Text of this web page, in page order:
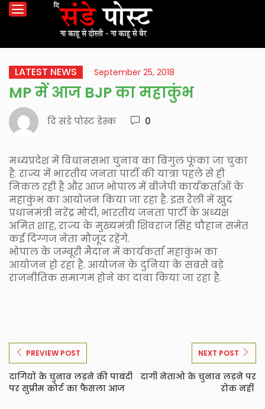
LATEST NEWS September 25, 2018
MP में आज BJP का महाकुंभ
दि संडे पोस्ट डेस्क 0
मध्यप्रदेश में विधानसभा चुनाव का बिगुल फूंका जा चुका
है. राज्य में भारतीय जनता पार्टी की यात्रा पहले से ही
निकल रही है और आज भोपाल में बीजेपी कार्यकर्ताओं के
महाकुंभ का आयोजन किया जा रहा है. इस रैली में खुद
प्रधानमंत्री नरेंद्र मोदी, भारतीय जनता पार्टी के अध्यक्ष
अमित शाह, राज्य के मुख्यमंत्री शिवराज सिंह चौहान समेत
कई दिग्गज नेता मौजूद रहेंगे.
भोपाल के जम्बूरी मैदान में कार्यकर्ता महाकुंभ का
आयोजन हो रहा है. आयोजन के दुनिया के सबसे बड़े
राजनीतिक समागम होने का दावा किया जा रहा है.
PREVIEW POST
दागियों के चुनाव लड़ने की पाबंदी
पर सुप्रीम कोर्ट का फैसला आज
NEXT POST
दागी नेताओ के चुनाव लड़ने पर
रोक नहीं